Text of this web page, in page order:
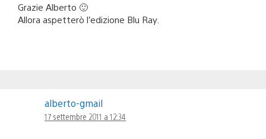
Grazie Alberto 🙂
Allora aspetterò l’edizione Blu Ray.
alberto-gmail
17 settembre 2011 a 12:34